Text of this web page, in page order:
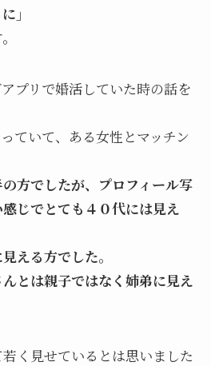
」
プリで婚活していた時の話を
ていて、ある女性とマッチン
方でしたが、プロフィール写
じでとても４０代には見え
える方でした。
とは親子ではなく姉弟に見え
く見せているとは思いました